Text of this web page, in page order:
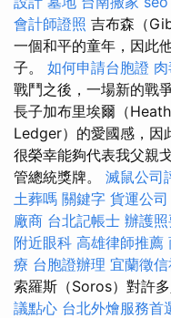
會計師證照 吉布森（
一個和平的童年，因此
子。 如何申請台胞證
戰鬥之後，一場新的戰
長子加布里埃爾（Heath
Ledger）的愛國感，因
很榮幸能夠代表我父親
管總統獎牌。 滅鼠公司
土葬嗎 關鍵字 貨運公司
廠商 台北記帳士 辦護
附近眼科 高雄律師推薦
療 台胞證辦理 宜蘭徵信
索羅斯（Soros）對許
議點心 台北外燴服務首